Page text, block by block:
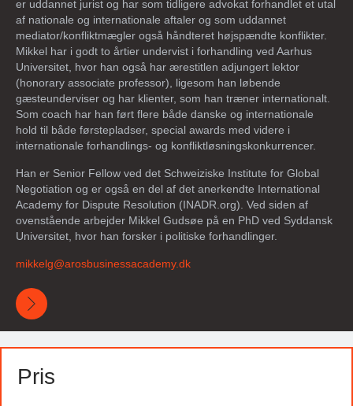
er uddannet jurist og har som tidligere advokat forhandlet et utal
af nationale og internationale aftaler og som uddannet
mediator/konfliktmægler også håndteret højspændte konflikter.
Mikkel har i godt to årtier undervist i forhandling ved Aarhus
Universitet, hvor han også har ærestitlen adjungert lektor
(honorary associate professor), ligesom han løbende
gæsteunderviser og har klienter, som han træner internationalt.
Som coach har han ført flere både danske og internationale
hold til både førstepladser, special awards med videre i
internationale forhandlings- og konfliktløsningskonkurrencer.
Han er Senior Fellow ved det Schweiziske Institute for Global
Negotiation og er også en del af det anerkendte International
Academy for Dispute Resolution (INADR.org). Ved siden af
ovenstående arbejder Mikkel Gudsøe på en PhD ved Syddansk
Universitet, hvor han forsker i politiske forhandlinger.
mikkelg@arosbusinessacademy.dk
Pris